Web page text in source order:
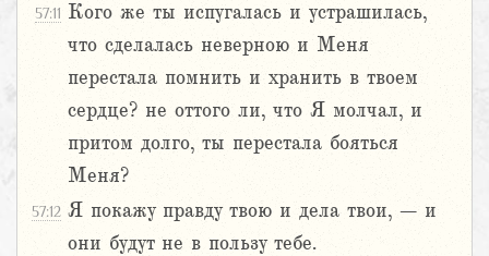
57:11 Кого же ты испугалась и устрашилась,
что сделалась неверною и Меня
перестала помнить и хранить в твоем
сердце? не оттого ли, что Я молчал, и
притом долго, ты перестала бояться
Меня?
57:12 Я покажу правду твою и дела твои, – и
они будут не в пользу тебе.